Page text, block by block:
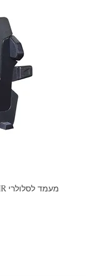
מעמד לסלולרי HR